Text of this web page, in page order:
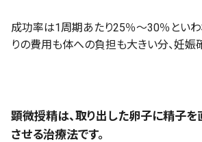
成功率は1周期あたり25％～30％といわ
りの費用も体への負担も大きい分、妊娠
顕微授精は、取り出した卵子に精子
させる治療法です。